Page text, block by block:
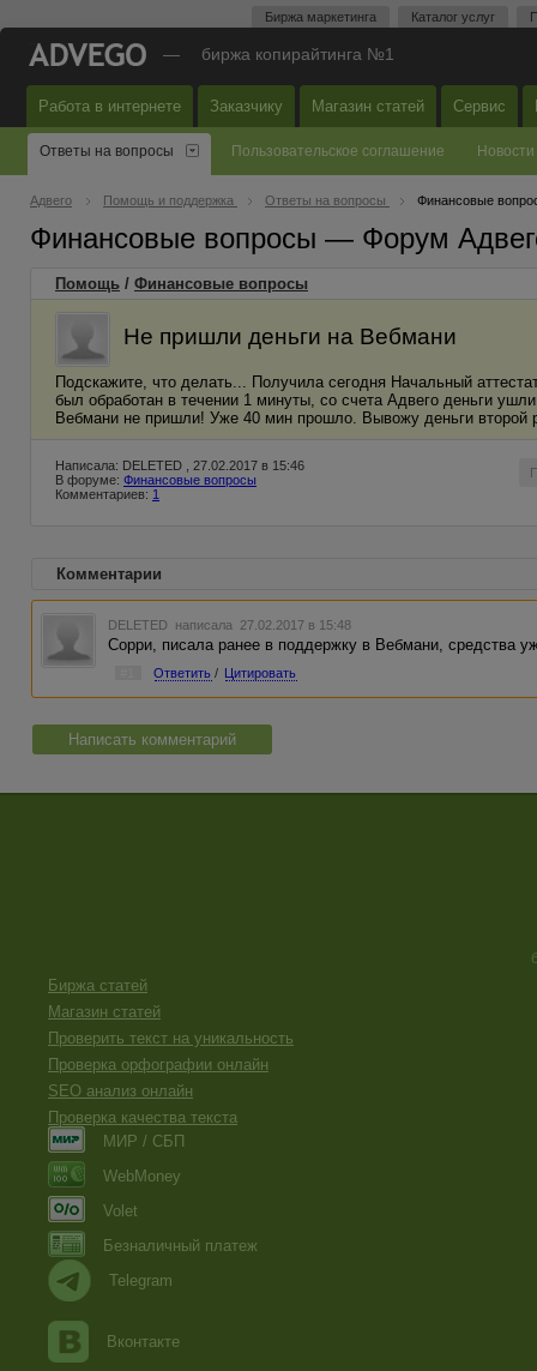
Биржа маркетинга Каталог услуг
— биржа копирайтинга №1
Работа в интернете Заказчику Магазин статей Сервис
Ответы на вопросы Пользовательское соглашение Новости
Адвего Помощь и поддержка Ответы на вопросы Финансовые
Финансовые вопросы — Форум
Помощь / Финансовые вопросы
Не пришли деньги на Вебмани
Подскажите, что делать... Получила сегодня Начальный
был обработан в течении 1 минуты, со счета Адвего деньги
Вебмани не пришли! Уже 40 мин прошло. Вывожу деньги второй
Написала: DELETED , 27.02.2017 в 15:46
В форуме: Финансовые вопросы
Комментариев: 1
Комментарии
DELETED написала 27.02.2017 в 15:48
Сорри, писала ранее в поддержку в Вебмани, средства
Ответить / Цитировать
Написать комментарий
Биржа статей
Магазин статей
Проверить текст на уникальность
Проверка орфографии онлайн
SEO анализ онлайн
Проверка качества текста
МИР / СБП
WebMoney
Volet
Безналичный платеж
Telegram
Вконтакте